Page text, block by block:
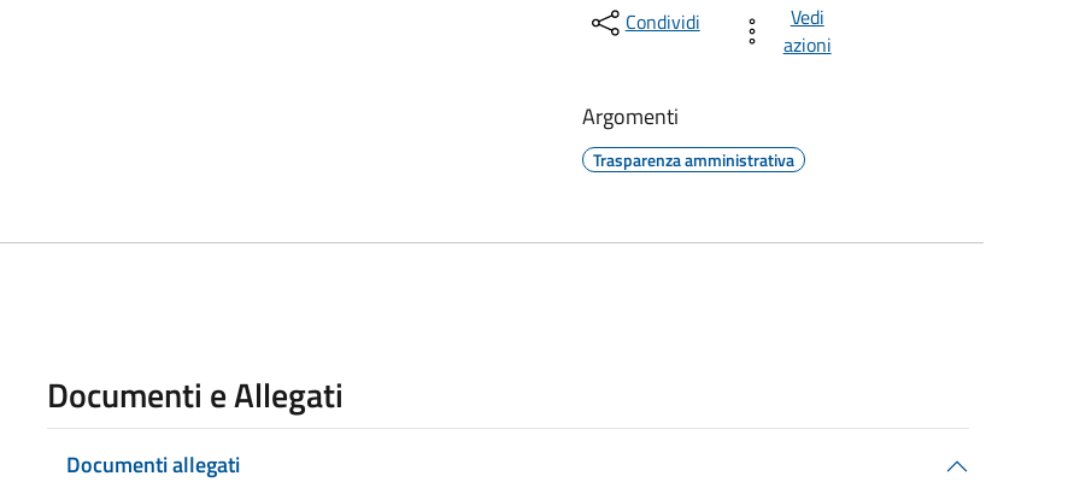
Condividi
Vedi
azioni
Argomenti
Trasparenza amministrativa
Documenti e Allegati
Documenti allegati